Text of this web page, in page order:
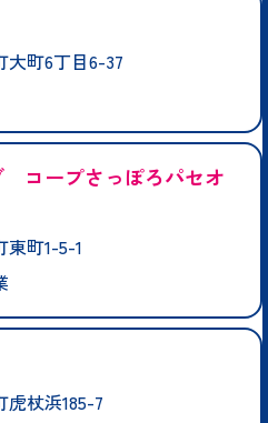
町6丁目6-37
コープさっぽろパセオ
町1-5-1
杖浜185-7